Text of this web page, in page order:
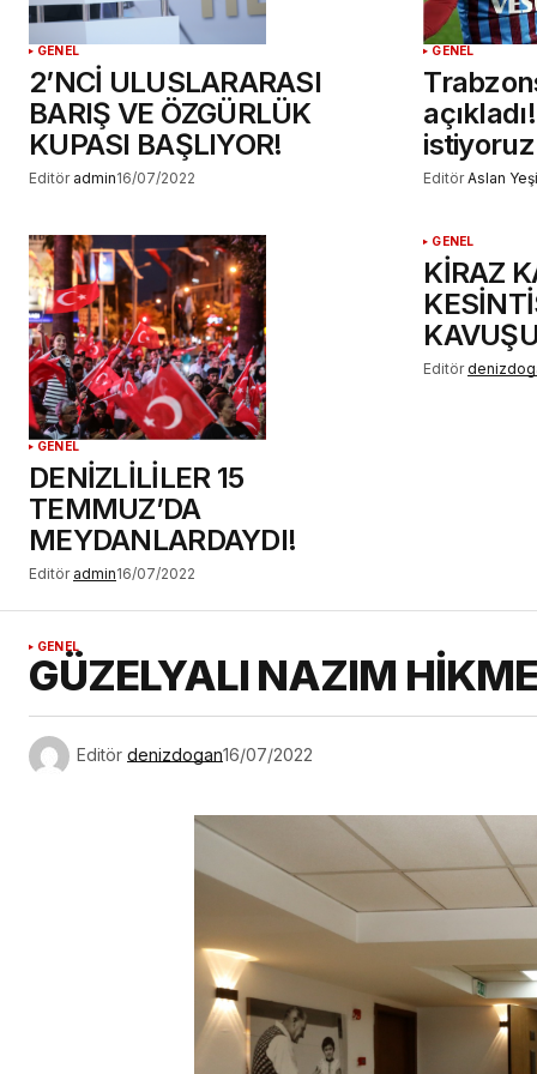
GENEL
2’NCİ ULUSLARARASI
BARIŞ VE ÖZGÜRLÜK
KUPASI BAŞLIYOR!
Editör admin16/07/2022
GENEL
istiyoruz
Editör Aslan
GENEL
DENİZLİLİLER 15
TEMMUZ’DA
MEYDANLARDAYDI!
Editör admin16/07/2022
GENEL
KİRAZ
Editör
GENEL
GÜZELYALI NAZIM
Editör denizdogan16/07/2022